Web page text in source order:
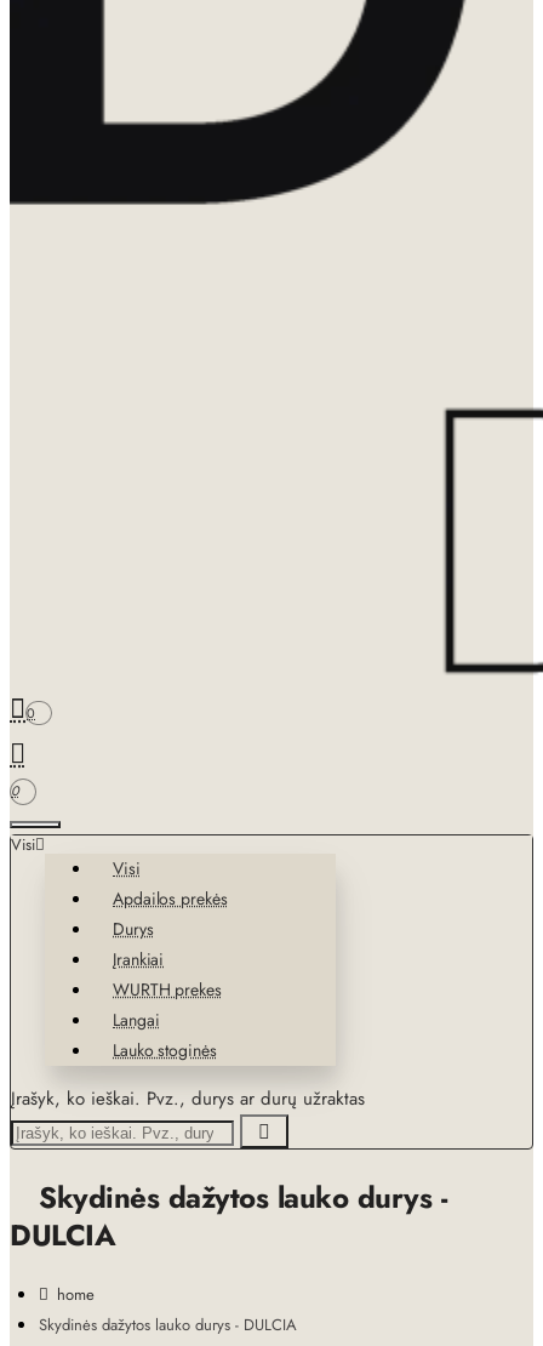
0
0
Visi
Visi
Apdailos prekės
Durys
Įrankiai
WURTH prekes
Langai
Lauko stoginės
Įrašyk, ko ieškai. Pvz., durys ar durų užraktas
Skydinės dažytos lauko durys -
DULCIA
home
Skydinės dažytos lauko durys - DULCIA